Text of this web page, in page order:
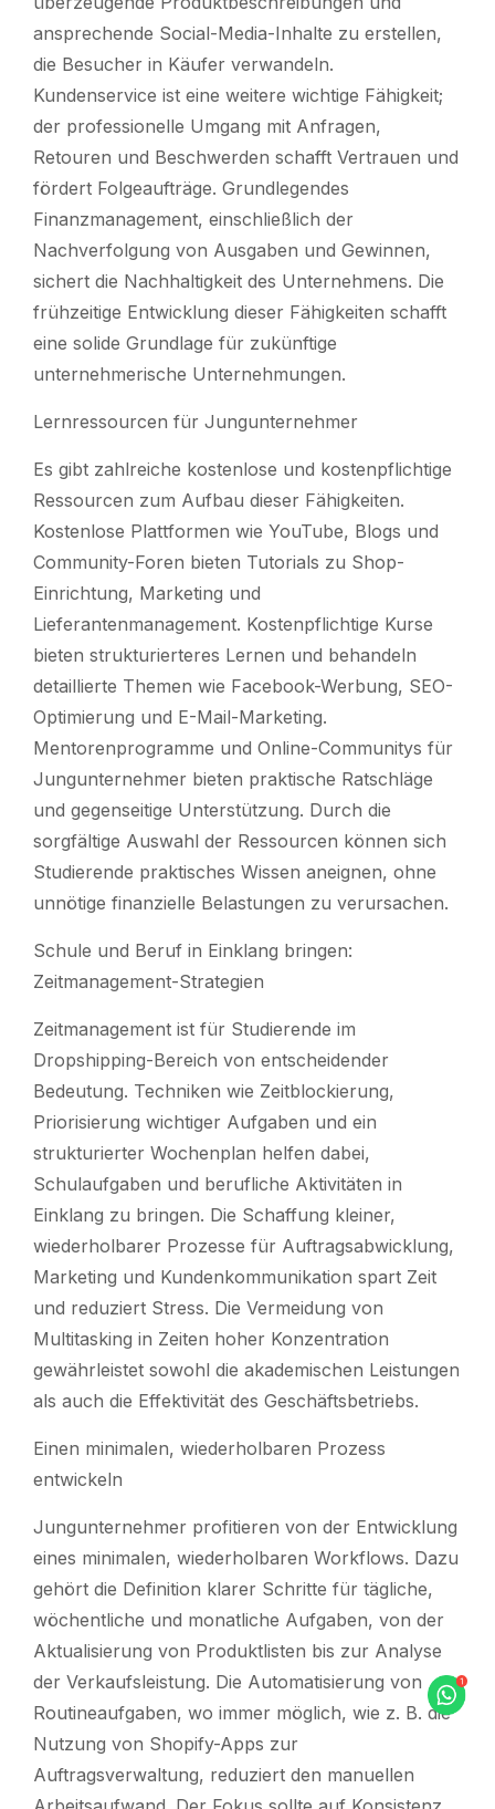
ansprechende Social-Media-Inhalte zu erstellen,
die Besucher in Käufer verwandeln.
Kundenservice ist eine weitere wichtige Fähigkeit;
der professionelle Umgang mit Anfragen,
Retouren und Beschwerden schafft Vertrauen und
fördert Folgeaufträge. Grundlegendes
Finanzmanagement, einschließlich der
Nachverfolgung von Ausgaben und Gewinnen,
sichert die Nachhaltigkeit des Unternehmens. Die
frühzeitige Entwicklung dieser Fähigkeiten schafft
eine solide Grundlage für zukünftige
unternehmerische Unternehmungen.
Lernressourcen für Jungunternehmer
Es gibt zahlreiche kostenlose und kostenpflichtige
Ressourcen zum Aufbau dieser Fähigkeiten.
Kostenlose Plattformen wie YouTube, Blogs und
Community-Foren bieten Tutorials zu Shop-
Einrichtung, Marketing und
Lieferantenmanagement. Kostenpflichtige Kurse
bieten strukturierteres Lernen und behandeln
detaillierte Themen wie Facebook-Werbung, SEO-
Optimierung und E-Mail-Marketing.
Mentorenprogramme und Online-Communitys für
Jungunternehmer bieten praktische Ratschläge
und gegenseitige Unterstützung. Durch die
sorgfältige Auswahl der Ressourcen können sich
Studierende praktisches Wissen aneignen, ohne
unnötige finanzielle Belastungen zu verursachen.
Schule und Beruf in Einklang bringen:
Zeitmanagement-Strategien
Zeitmanagement ist für Studierende im
Dropshipping-Bereich von entscheidender
Bedeutung. Techniken wie Zeitblockierung,
Priorisierung wichtiger Aufgaben und ein
strukturierter Wochenplan helfen dabei,
Schulaufgaben und berufliche Aktivitäten in
Einklang zu bringen. Die Schaffung kleiner,
wiederholbarer Prozesse für Auftragsabwicklung,
Marketing und Kundenkommunikation spart Zeit
und reduziert Stress. Die Vermeidung von
Multitasking in Zeiten hoher Konzentration
gewährleistet sowohl die akademischen Leistungen
als auch die Effektivität des Geschäftsbetriebs.
Einen minimalen, wiederholbaren Prozess
entwickeln
Jungunternehmer profitieren von der Entwicklung
eines minimalen, wiederholbaren Workflows. Dazu
gehört die Definition klarer Schritte für tägliche,
wöchentliche und monatliche Aufgaben, von der
Aktualisierung von Produktlisten bis zur Analyse
der Verkaufsleistung. Die Automatisierung von
Routineaufgaben, wo immer möglich, wie z. B. die
Nutzung von Shopify-Apps zur
Auftragsverwaltung, reduziert den manuellen